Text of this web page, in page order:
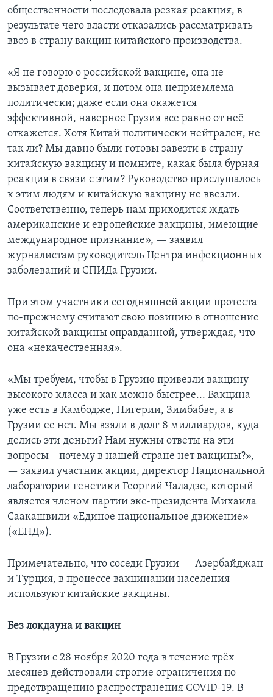
общественности последовала резкая реакция, в
результате чего власти отказались рассматривать
ввоз в страну вакцин китайского производства.
«Я не говорю о российской вакцине, она не
вызывает доверия, и потом она неприемлема
политически; даже если она окажется
эффективной, наверное Грузия все равно от неё
откажется. Хотя Китай политически нейтрален, не
так ли? Мы давно были готовы завезти в страну
китайскую вакцину и помните, какая была бурная
реакция в связи с этим? Руководство прислушалось
к этим людям и китайскую вакцину не ввезли.
Соответственно, теперь нам приходится ждать
американские и европейские вакцины, имеющие
международное признание», — заявил
журналистам руководитель Центра инфекционных
заболеваний и СПИДа Грузии.
При этом участники сегодняшней акции протеста
по-прежнему считают свою позицию в отношение
китайской вакцины оправданной, утверждая, что
она «некачественная».
«Мы требуем, чтобы в Грузию привезли вакцину
высокого класса и как можно быстрее... Вакцина
уже есть в Камбодже, Нигерии, Зимбабве, а в
Грузии ее нет. Мы взяли в долг 8 миллиардов, куда
делись эти деньги? Нам нужны ответы на эти
вопросы – почему в нашей стране нет вакцины?»,
— заявил участник акции, директор Национальной
лаборатории генетики Георгий Чаладзе, который
является членом партии экс-президента Михаила
Саакашвили «Единое национальное движение»
(«ЕНД»).
Примечательно, что соседи Грузии — Азербайджан
и Турция, в процессе вакцинации населения
используют китайские вакцины.
Без локдауна и вакцин
В Грузии с 28 ноября 2020 года в течение трёх
месяцев действовали строгие ограничения по
предотвращению распространения COVID-19. В